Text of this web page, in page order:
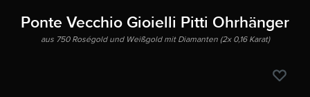
Ponte Vecchio Gioielli Pitti Ohrhänger
aus 750 Roségold und Weißgold mit Diamanten (2x 0,16 Karat)